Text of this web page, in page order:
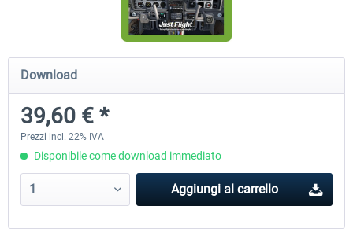
Airbus Bundle
53,65 € *
iFly Jets-The 737NG for
Download
39,60 € *
Prezzi incl. 22% IVA
Disponibile come download immediato
Aggiungi al carrello